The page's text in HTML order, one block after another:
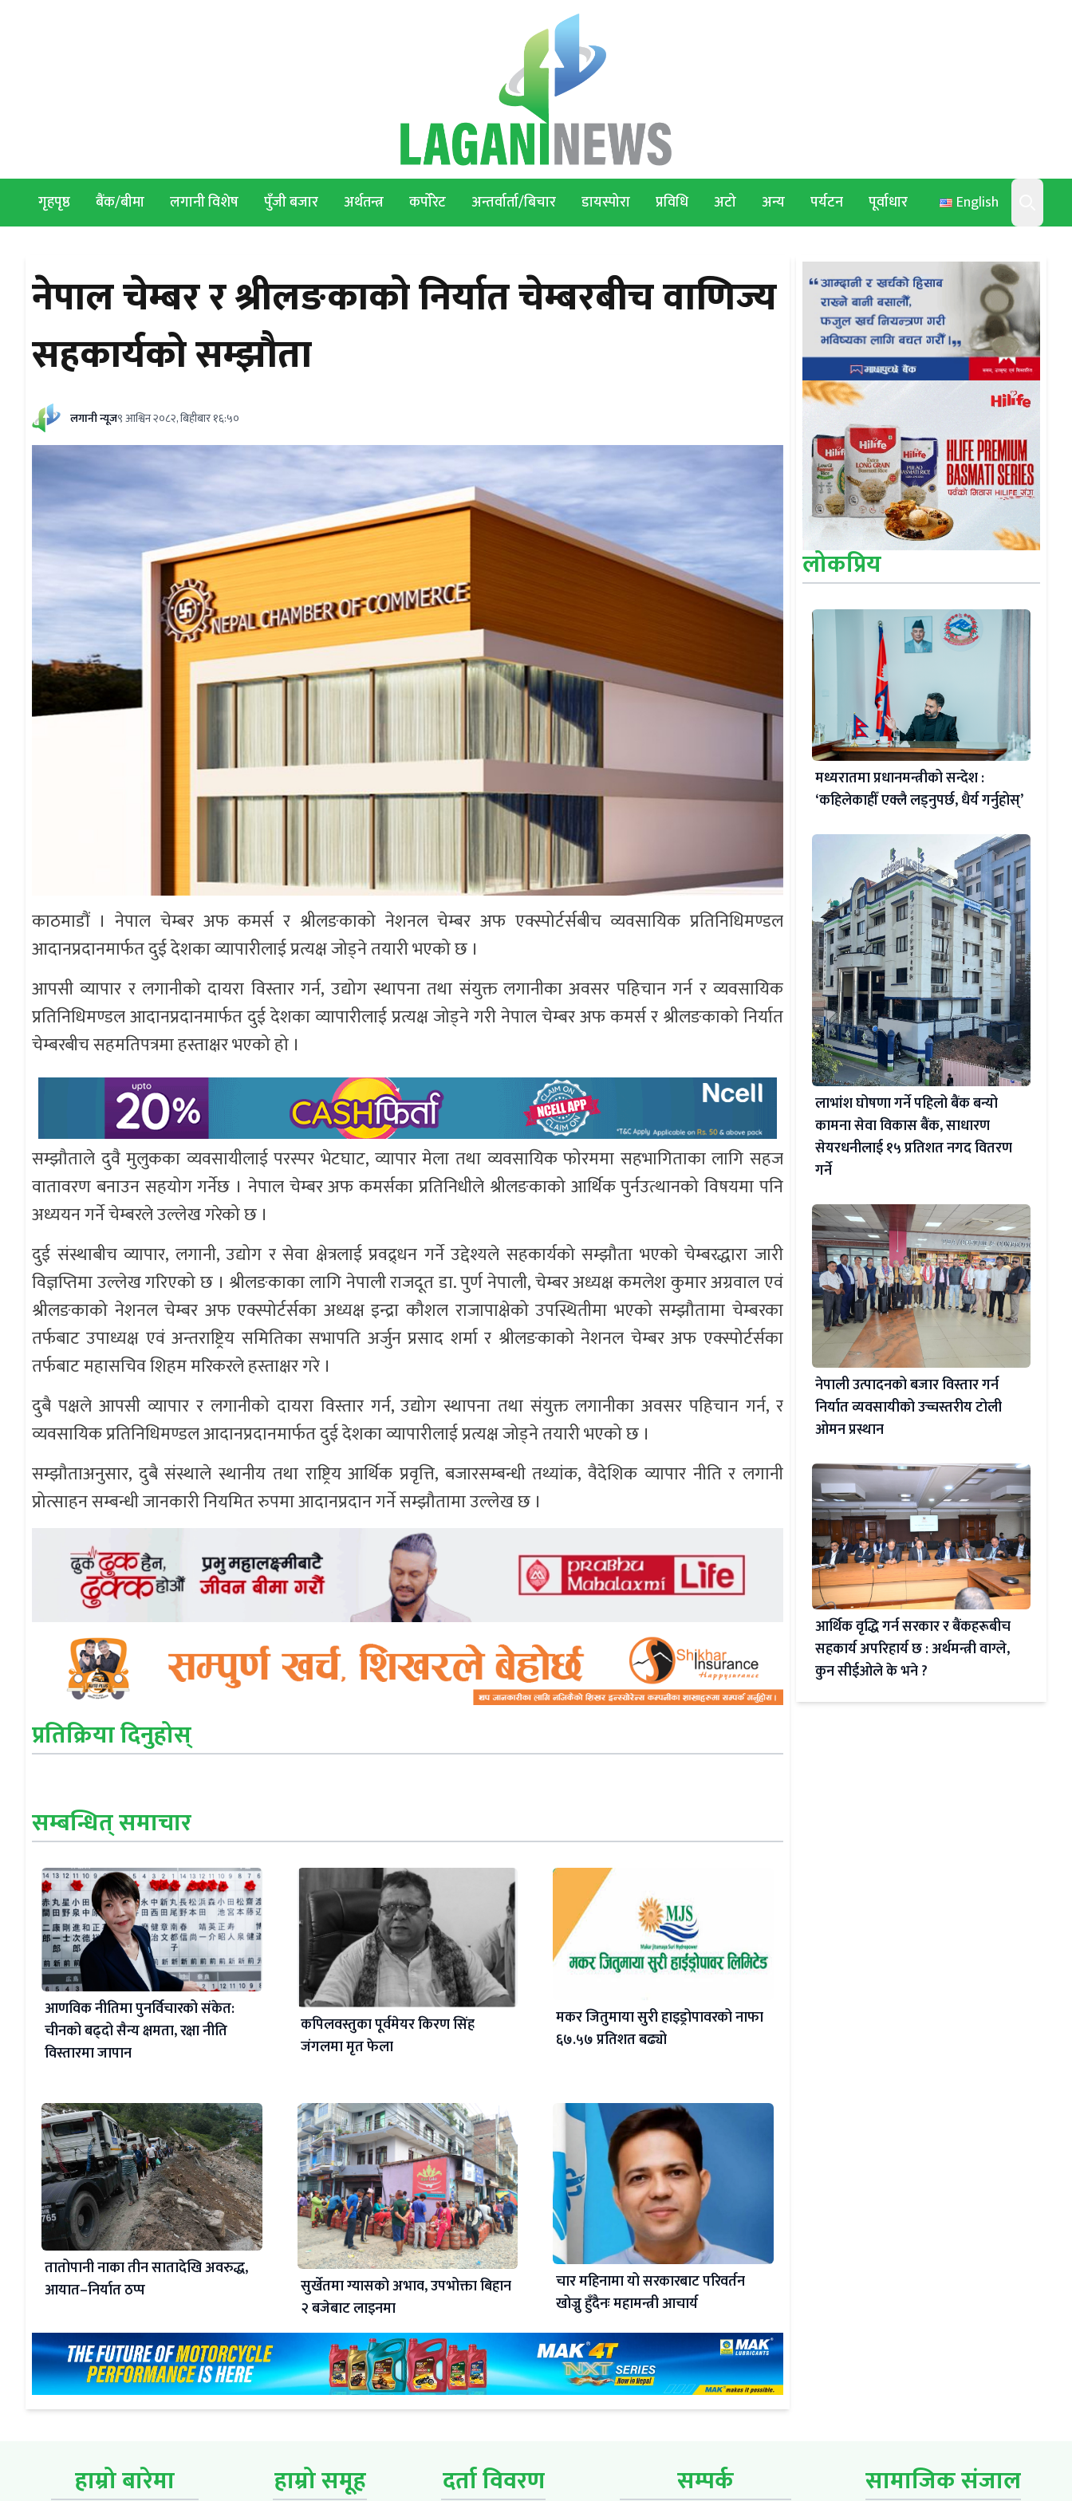
English
Search
गृहपृष्ठ बैंक/बीमा लगानी विशेष पुँजी बजार अर्थतन्त्र कर्पोरेट अन्तर्वार्ता/बिचार डायस्पोरा प्रविधि अटो अन्य पर्यटन पूर्वाधार
नेपाल चेम्बर र श्रीलङकाको निर्यात चेम्बरबीच वाणिज्य
सहकार्यको सम्झौता
लगानी न्यूज९ आश्विन २०८२, बिहीबार १६:५०
काठमाडौं । नेपाल चेम्बर अफ कमर्स र श्रीलङकाको नेशनल चेम्बर अफ एक्स्पोर्टर्सबीच व्यवसायिक प्रतिनिधिमण्डल
आदानप्रदानमार्फत दुई देशका व्यापारीलाई प्रत्यक्ष जोड्ने तयारी भएको छ ।
आपसी व्यापार र लगानीको दायरा विस्तार गर्न, उद्योग स्थापना तथा संयुक्त लगानीका अवसर पहिचान गर्न र व्यवसायिक
प्रतिनिधिमण्डल आदानप्रदानमार्फत दुई देशका व्यापारीलाई प्रत्यक्ष जोड्ने गरी नेपाल चेम्बर अफ कमर्स र श्रीलङकाको निर्यात
चेम्बरबीच सहमतिपत्रमा हस्ताक्षर भएको हो ।
सम्झौताले दुवै मुलुकका व्यवसायीलाई परस्पर भेटघाट, व्यापार मेला तथा व्यवसायिक फोरममा सहभागिताका लागि सहज
वातावरण बनाउन सहयोग गर्नेछ । नेपाल चेम्बर अफ कमर्सका प्रतिनिधीले श्रीलङकाको आर्थिक पुर्नउत्थानको विषयमा पनि
अध्ययन गर्ने चेम्बरले उल्लेख गरेको छ ।
दुई संस्थाबीच व्यापार, लगानी, उद्योग र सेवा क्षेत्रलाई प्रवद्र्धन गर्ने उद्देश्यले सहकार्यको सम्झौता भएको चेम्बरद्धारा जारी
विज्ञप्तिमा उल्लेख गरिएको छ । श्रीलङकाका लागि नेपाली राजदूत डा. पुर्ण नेपाली, चेम्बर अध्यक्ष कमलेश कुमार अग्रवाल एवं
श्रीलङकाको नेशनल चेम्बर अफ एक्स्पोर्टर्सका अध्यक्ष इन्द्रा कौशल राजापाक्षेको उपस्थितीमा भएको सम्झौतामा चेम्बरका
तर्फबाट उपाध्यक्ष एवं अन्तराष्ट्रिय समितिका सभापति अर्जुन प्रसाद शर्मा र श्रीलङकाको नेशनल चेम्बर अफ एक्स्पोर्टर्सका
तर्फबाट महासचिव शिहम मरिकरले हस्ताक्षर गरे ।
दुबै पक्षले आपसी व्यापार र लगानीको दायरा विस्तार गर्न, उद्योग स्थापना तथा संयुक्त लगानीका अवसर पहिचान गर्न, र
व्यवसायिक प्रतिनिधिमण्डल आदानप्रदानमार्फत दुई देशका व्यापारीलाई प्रत्यक्ष जोड्ने तयारी भएको छ ।
सम्झौताअनुसार, दुबै संस्थाले स्थानीय तथा राष्ट्रिय आर्थिक प्रवृत्ति, बजारसम्बन्धी तथ्यांक, वैदेशिक व्यापार नीति र लगानी
प्रोत्साहन सम्बन्धी जानकारी नियमित रुपमा आदानप्रदान गर्ने सम्झौतामा उल्लेख छ ।
प्रतिक्रिया दिनुहोस्
सम्बन्धित् समाचार
आणविक नीतिमा पुनर्विचारको संकेत:
चीनको बढ्दो सैन्य क्षमता, रक्षा नीति
विस्तारमा जापान
कपिलवस्तुका पूर्वमेयर किरण सिंह
जंगलमा मृत फेला
मकर जितुमाया सुरी हाइड्रोपावरको नाफा
६७.५७ प्रतिशत बढ्यो
तातोपानी नाका तीन सातादेखि अवरुद्ध,
आयात–निर्यात ठप्प
सुर्खेतमा ग्यासको अभाव, उपभोक्ता बिहान
२ बजेबाट लाइनमा
चार महिनामा यो सरकारबाट परिवर्तन
खोज्नु हुँदैनः महामन्त्री आचार्य
लोकप्रिय
मध्यरातमा प्रधानमन्त्रीको सन्देश :
‘कहिलेकाहीँ एक्लै लड्नुपर्छ, धैर्य गर्नुहोस्’
लाभांश घोषणा गर्ने पहिलो बैंक बन्यो
कामना सेवा विकास बैंक, साधारण
सेयरधनीलाई १५ प्रतिशत नगद वितरण
गर्ने
नेपाली उत्पादनको बजार विस्तार गर्न
निर्यात व्यवसायीको उच्चस्तरीय टोली
ओमन प्रस्थान
आर्थिक वृद्धि गर्न सरकार र बैंकहरूबीच
सहकार्य अपरिहार्य छ : अर्थमन्त्री वाग्ले,
कुन सीईओले के भने ?
हाम्रो बारेमा हाम्रो समूह दर्ता विवरण सम्पर्क सामाजिक संजाल